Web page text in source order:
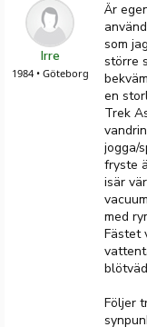
Irre
1984 • Göteborg
Är
som
större
en
Trek
jogga/
fryste
isär
med
Fästet
Följer